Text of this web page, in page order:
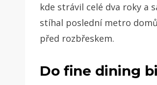
kde strávil celé dva roky a
stíhal poslední metro
před rozbřeskem.
Do fine dining